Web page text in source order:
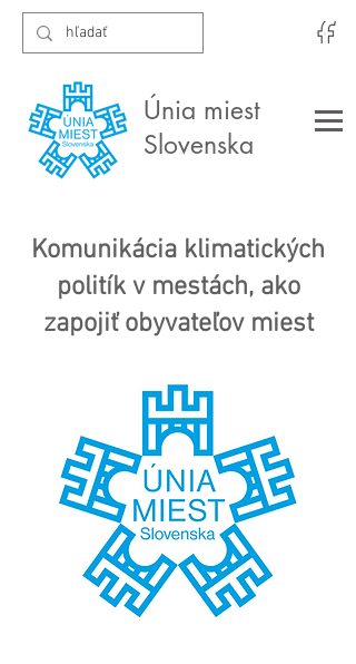
Únia miest
Slovenska
Komunikácia klimatických
politík v mestách, ako
zapojiť obyvateľov miest